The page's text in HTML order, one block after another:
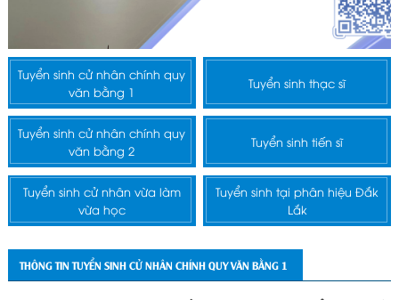
Tuyển sinh cử nhân chính quy
văn bằng 1
Tuyển sinh thạc sĩ
Tuyển sinh cử nhân chính quy
văn bằng 2
Tuyển sinh tiến sĩ
Tuyển sinh cử nhân vừa làm
vừa học
Tuyển sinh tại phân hiệu Đắk
Lắk
THÔNG TIN TUYỂN SINH CỬ NHÂN CHÍNH QUY VĂN BẰNG 1